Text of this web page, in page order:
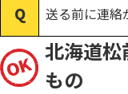
送る前に連絡
北海道松
もの